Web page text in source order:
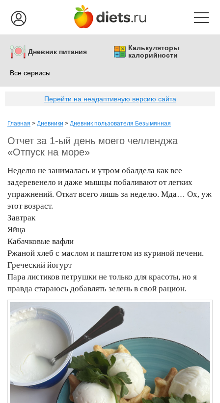
Дневник питания
Калькуляторы
калорийности
Все сервисы
Перейти на неадаптивную версию сайта
Главная > Дневники > Дневник пользователя Безымянная
Отчет за 1-ый день моего челленджа
«Отпуск на море»
Неделю не занималась и утром обалдела как все
задеревенело и даже мышцы побаливают от легких
упражнений. Откат всего лишь за неделю. Мда… Ох, уж
этот возраст.
Завтрак
Яйца
Кабачковые вафли
Ржаной хлеб с маслом и паштетом из куриной печени.
Греческий йогурт
Пара листиков петрушки не только для красоты, но я
правда стараюсь добавлять зелень в свой рацион.